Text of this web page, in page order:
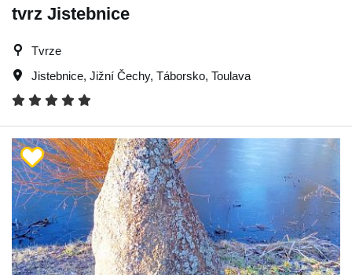
tvrz Jistebnice
Tvrze
Jistebnice, Jižní Čechy, Táborsko, Toulava